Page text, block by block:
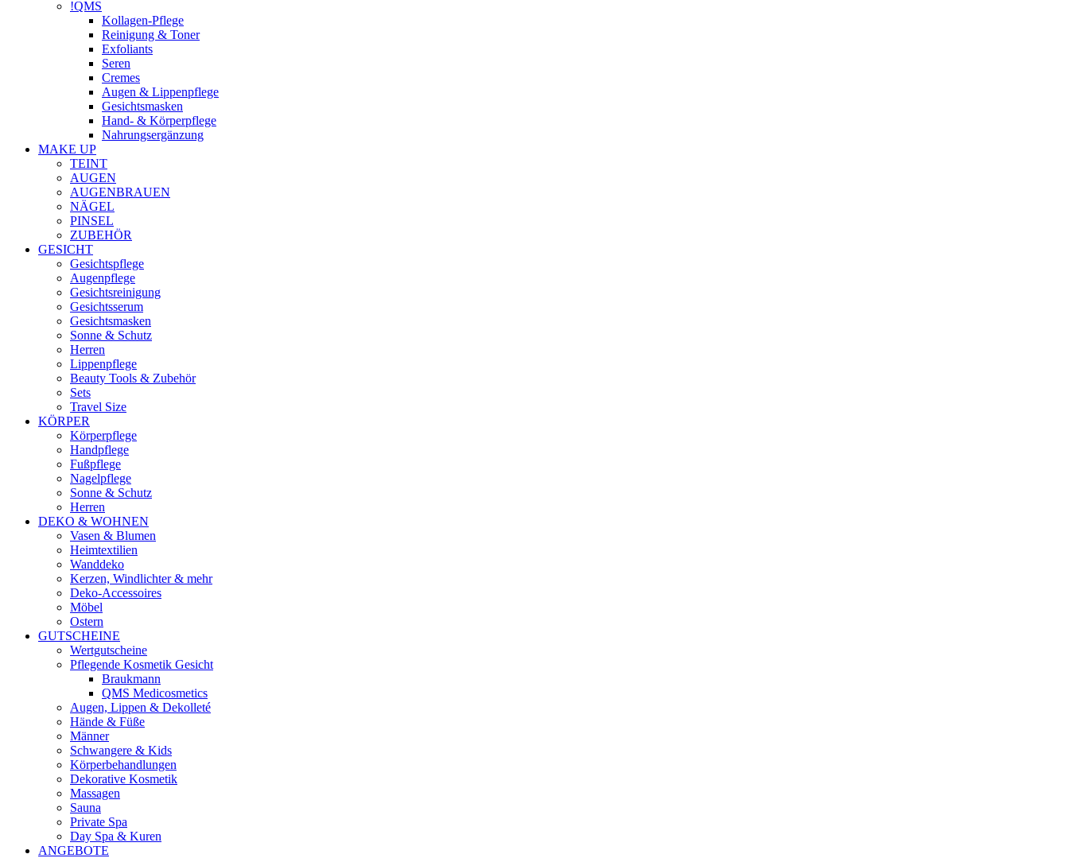
!QMS
Kollagen-Pflege
Reinigung & Toner
Exfoliants
Seren
Cremes
Augen & Lippenpflege
Gesichtsmasken
Hand- & Körperpflege
Nahrungsergänzung
MAKE UP
TEINT
AUGEN
AUGENBRAUEN
NÄGEL
PINSEL
ZUBEHÖR
GESICHT
Gesichtspflege
Augenpflege
Gesichtsreinigung
Gesichtsserum
Gesichtsmasken
Sonne & Schutz
Herren
Lippenpflege
Beauty Tools & Zubehör
Sets
Travel Size
KÖRPER
Körperpflege
Handpflege
Fußpflege
Nagelpflege
Sonne & Schutz
Herren
DEKO & WOHNEN
Vasen & Blumen
Heimtextilien
Wanddeko
Kerzen, Windlichter & mehr
Deko-Accessoires
Möbel
Ostern
GUTSCHEINE
Wertgutscheine
Pflegende Kosmetik Gesicht
Braukmann
QMS Medicosmetics
Augen, Lippen & Dekolleté
Hände & Füße
Männer
Schwangere & Kids
Körperbehandlungen
Dekorative Kosmetik
Massagen
Sauna
Private Spa
Day Spa & Kuren
ANGEBOTE